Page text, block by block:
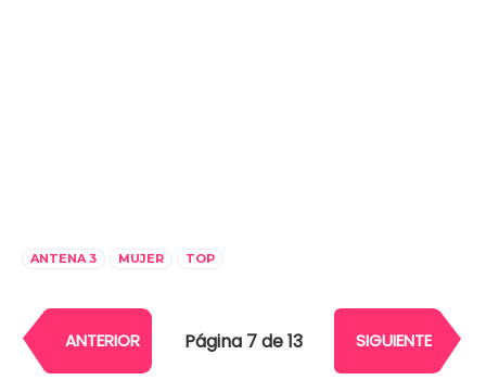
ANTENA 3 MUJER TOP
ANTERIOR Página 7 de 13 SIGUIENTE